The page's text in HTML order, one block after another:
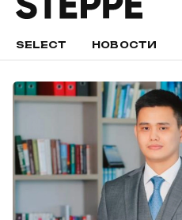
SELECT НОВОСТИ